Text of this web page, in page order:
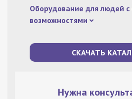
Оборудование для людей
возможностями
СКАЧАТЬ
Нужна